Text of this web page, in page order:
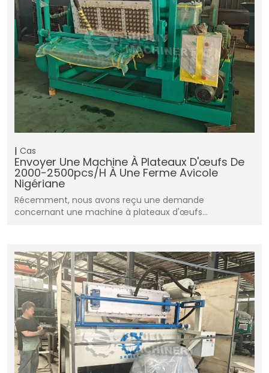
Cas
Envoyer Une Machine À Plateaux D'œufs De
2000-2500pcs/h À Une Ferme Avicole
Nigériane
Récemment, nous avons reçu une demande
concernant une machine à plateaux d'œufs…